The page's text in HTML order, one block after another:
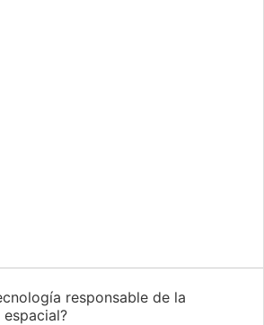
responsable de la